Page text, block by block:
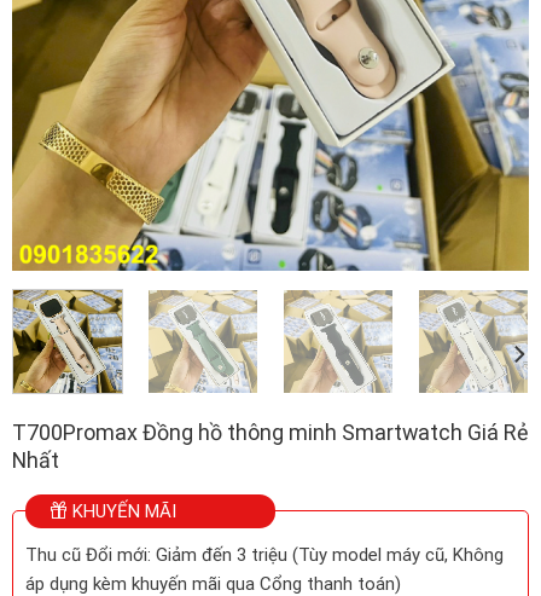
T700Promax Đồng hồ thông minh Smartwatch Giá Rẻ
Nhất
KHUYẾN MÃI
Thu cũ Đổi mới: Giảm đến 3 triệu (Tùy model máy cũ, Không
áp dụng kèm khuyến mãi qua Cổng thanh toán)